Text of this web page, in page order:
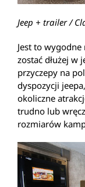
Jeep + trailer /
Jest to
zostać dłużej w
przyczepy na
dyspozycji
okoliczne
trudno lub
rozmiarów